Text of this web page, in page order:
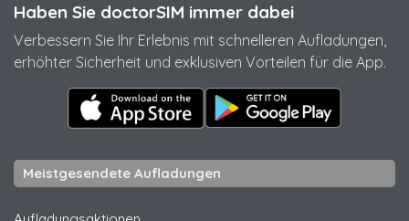
Haben Sie doctorSIM immer dabei
Verbessern Sie Ihr Erlebnis mit schnelleren Aufladungen,
erhöhter Sicherheit und exklusiven Vorteilen für die App.
Meistgesendete Aufladungen